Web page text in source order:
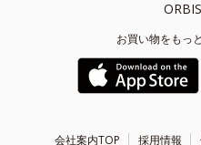
お買い物をもっ
会社案内TOP 採用情報